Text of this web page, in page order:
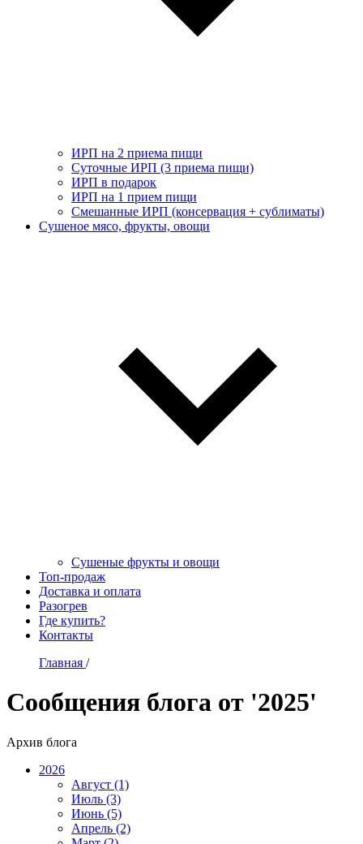
ИРП на 2 приема пищи
Суточные ИРП (3 приема пищи)
ИРП в подарок
ИРП на 1 прием пищи
Смешанные ИРП (консервация + сублиматы)
Сушеное мясо, фрукты, овощи
Сушеные фрукты и овощи
Топ-продаж
Доставка и оплата
Разогрев
Где купить?
Контакты
Главная /
Сообщения блога от '2025'
Архив блога
2026
Август (1)
Июль (3)
Июнь (5)
Апрель (2)